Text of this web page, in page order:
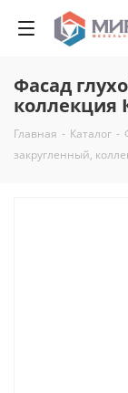
Фасад
коллекция
Главная - Каталог -
закругленный,